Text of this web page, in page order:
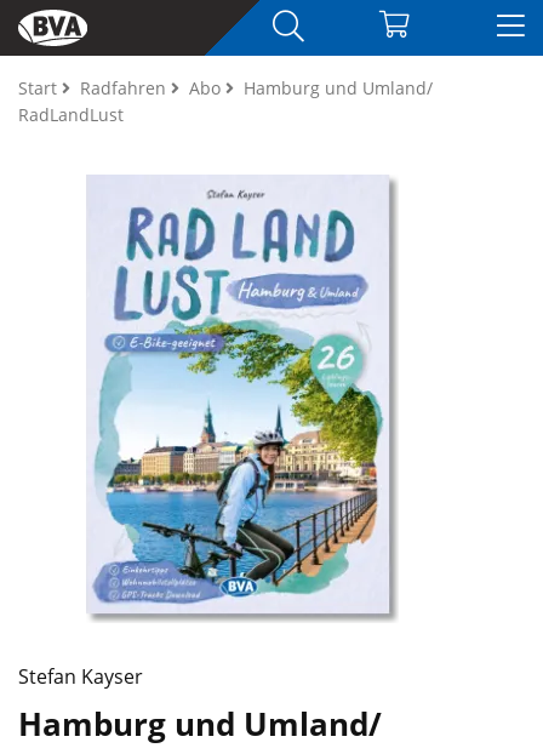
Start Radfahren Abo
Hamburg und Umland/
RadLandLust
Stefan Kayser
Hamburg und Umland/